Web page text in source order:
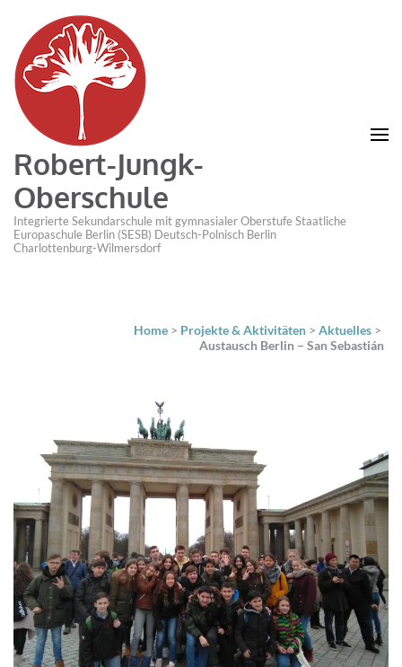
Robert-Jungk-
Oberschule
Integrierte Sekundarschule mit gymnasialer Oberstufe Staatliche
Europaschule Berlin (SESB) Deutsch-Polnisch Berlin
Charlottenburg-Wilmersdorf
Home > Projekte & Aktivitäten > Aktuelles >
Austausch Berlin – San Sebastián